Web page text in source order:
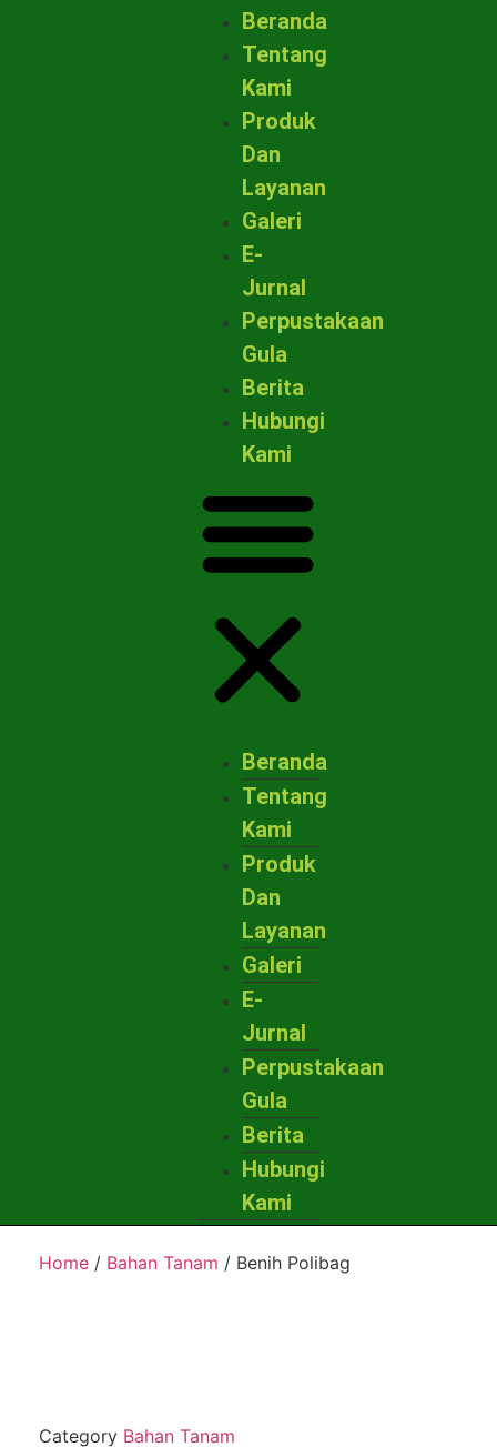
Beranda
Tentang
Kami
Produk
Dan
Layanan
Galeri
E-
Jurnal
Perpustakaan
Gula
Berita
Hubungi
Kami
Beranda
Tentang
Kami
Produk
Dan
Layanan
Galeri
E-
Jurnal
Perpustakaan
Gula
Berita
Hubungi
Kami
Home / Bahan Tanam / Benih Polibag
Category Bahan Tanam